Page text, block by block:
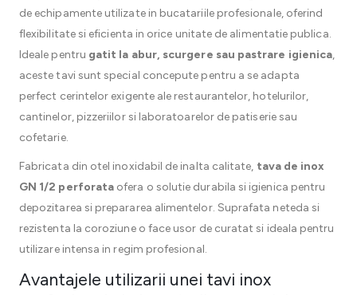
de echipamente utilizate in bucatariile profesionale, oferind
flexibilitate si eficienta in orice unitate de alimentatie publica.
Ideale pentru gatit la abur, scurgere sau pastrare igienica,
aceste tavi sunt special concepute pentru a se adapta
perfect cerintelor exigente ale restaurantelor, hotelurilor,
cantinelor, pizzeriilor si laboratoarelor de patiserie sau
cofetarie.
Fabricata din otel inoxidabil de inalta calitate, tava de inox
GN 1/2 perforata ofera o solutie durabila si igienica pentru
depozitarea si prepararea alimentelor. Suprafata neteda si
rezistenta la coroziune o face usor de curatat si ideala pentru
utilizare intensa in regim profesional.
Avantajele utilizarii unei tavi inox